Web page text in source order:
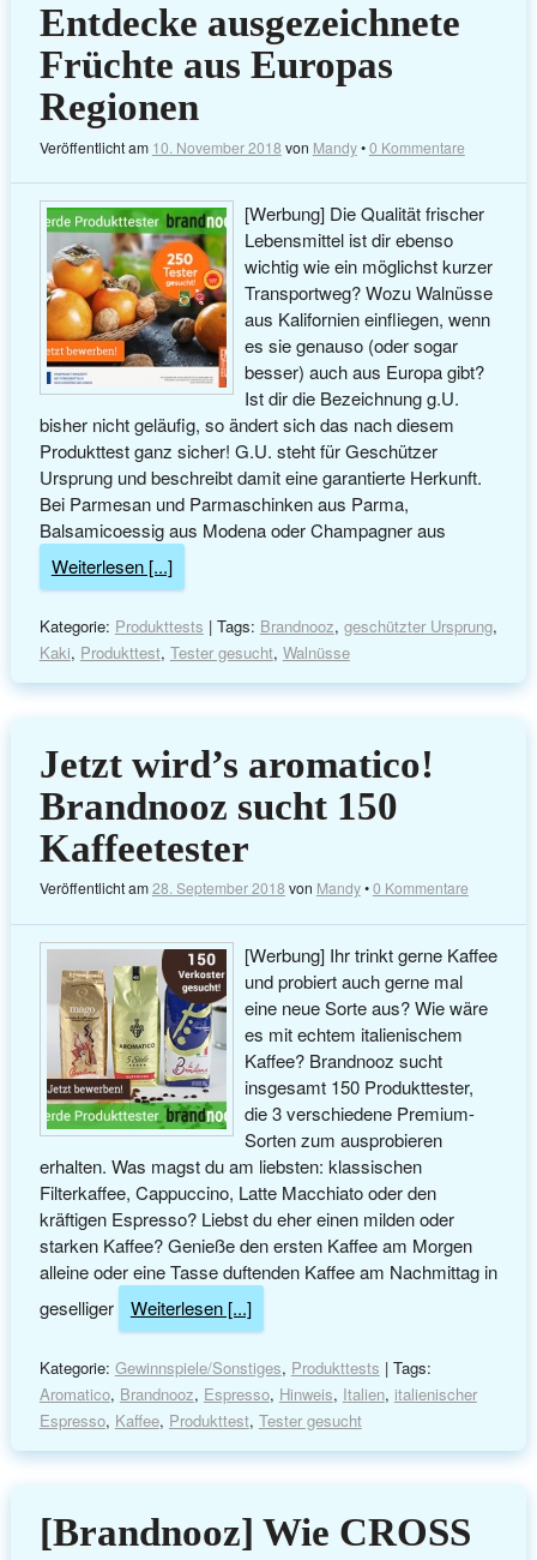
Entdecke ausgezeichnete
Früchte aus Europas
Regionen
Veröffentlicht am 10. November 2018 von Mandy•0 Kommentare
[Werbung] Die Qualität frischer
Lebensmittel ist dir ebenso
wichtig wie ein möglichst kurzer
Transportweg? Wozu Walnüsse
aus Kalifornien einfliegen, wenn
es sie genauso (oder sogar
besser) auch aus Europa gibt?
Ist dir die Bezeichnung g.U.
bisher nicht geläufig, so ändert sich das nach diesem
Produkttest ganz sicher! G.U. steht für Geschützer
Ursprung und beschreibt damit eine garantierte Herkunft.
Bei Parmesan und Parmaschinken aus Parma,
Balsamicoessig aus Modena oder Champagner aus
Weiterlesen [...]
Kategorie: Produkttests | Tags: Brandnooz, geschützter Ursprung,
Kaki, Produkttest, Tester gesucht, Walnüsse
Jetzt wird’s aromatico!
Brandnooz sucht 150
Kaffeetester
Veröffentlicht am28. September 2018 von Mandy•0 Kommentare
[Werbung] Ihr trinkt gerne Kaffee
und probiert auch gerne mal
eine neue Sorte aus? Wie wäre
es mit echtem italienischem
Kaffee? Brandnooz sucht
insgesamt 150 Produkttester,
die 3 verschiedene Premium-
Sorten zum ausprobieren
erhalten. Was magst du am liebsten: klassischen
Filterkaffee, Cappuccino, Latte Macchiato oder den
kräftigen Espresso? Liebst du eher einen milden oder
starken Kaffee? Genieße den ersten Kaffee am Morgen
alleine oder eine Tasse duftenden Kaffee am Nachmittag in
geselliger
Weiterlesen [...]
Kategorie: Gewinnspiele/Sonstiges, Produkttests | Tags:
Aromatico, Brandnooz, Espresso, Hinweis, Italien, italienischer
Espresso, Kaffee, Produkttest, Tester gesucht
[Brandnooz] Wie CROSS